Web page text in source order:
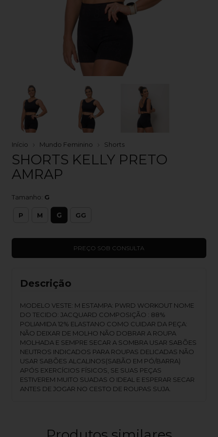
Início Mundo Feminino Shorts
SHORTS KELLY PRETO
AMRAP
Tamanho: G
P M G GG
Descrição
MODELO VESTE: M ESTAMPA: PWRD WORKOUT NOME
DO TECIDO: JACQUARD COMPOSIÇÃO : 88%
POLIAMIDA 12% ELASTANO COMO CUIDAR DA PEÇA:
NÃO DEIXAR DE MOLHO NÃO DOBRAR A ROUPA
MOLHADA E SEMPRE SECAR A SOMBRA USAR SABÕES
NEUTROS INDICADOS PARA ROUPAS DELICADAS NÃO
USAR SABÕES ALCALINOS(SABÃO EM PÓ/BARRA)
APÓS EXERCÍCIOS FÍSICOS, SE SUAS PEÇAS
ESTIVEREM MUITO SUADAS O IDEAL E ESPERAR SECAR
ANTES DE JOGAR NO CESTO DE ROUPAS SUJA.